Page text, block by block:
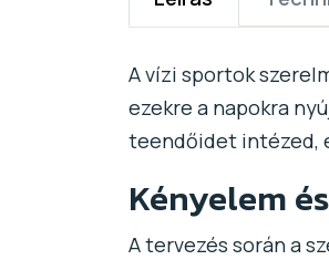
A vízi sportok
ezekre a napokra
teendőidet intézed,
Kényelem
A tervezés során a